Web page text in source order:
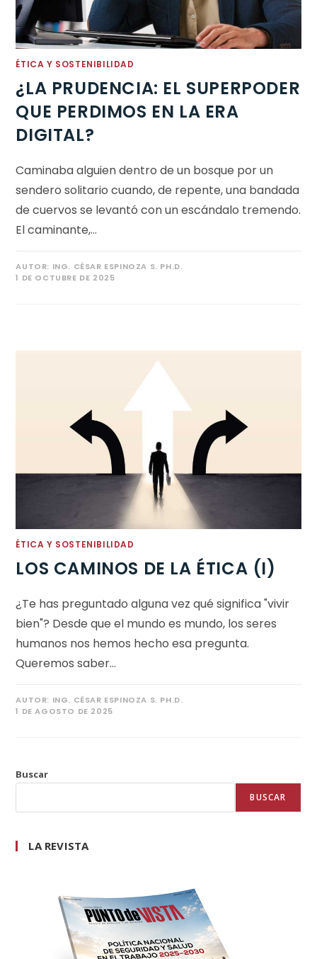
ÉTICA Y SOSTENIBILIDAD
¿LA PRUDENCIA: EL SUPERPODER
QUE PERDIMOS EN LA ERA
DIGITAL?
Caminaba alguien dentro de un bosque por un
sendero solitario cuando, de repente, una bandada
de cuervos se levantó con un escándalo tremendo.
El caminante,…
AUTOR: ING. CÉSAR ESPINOZA S. PH.D.
1 DE OCTUBRE DE 2025
ÉTICA Y SOSTENIBILIDAD
LOS CAMINOS DE LA ÉTICA (I)
¿Te has preguntado alguna vez qué significa "vivir
bien"? Desde que el mundo es mundo, los seres
humanos nos hemos hecho esa pregunta.
Queremos saber…
AUTOR: ING. CÉSAR ESPINOZA S. PH.D.
1 DE AGOSTO DE 2025
Buscar
BUSCAR
LA REVISTA